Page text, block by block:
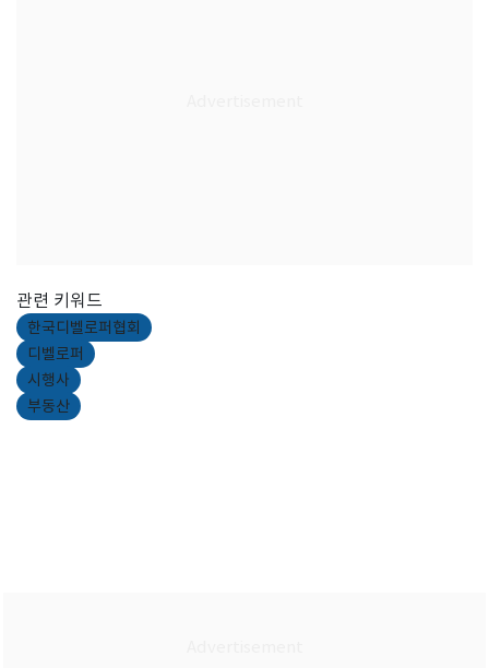
관련 키워드
한국디벨로퍼협회
디벨로퍼
시행사
부동산